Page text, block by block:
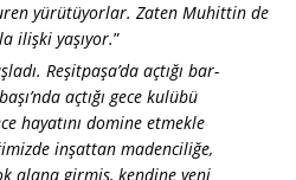
yürütüyorlar. Zaten Muhittin de
ilişki yaşıyor.”
Reşitpaşa’da açtığı bar-
açtığı gece kulübü
hayatını domine etmekle
inşattan madenciliğe,
alana girmiş, kendine yeni